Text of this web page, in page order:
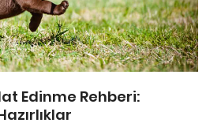
Edinme Rehberi: